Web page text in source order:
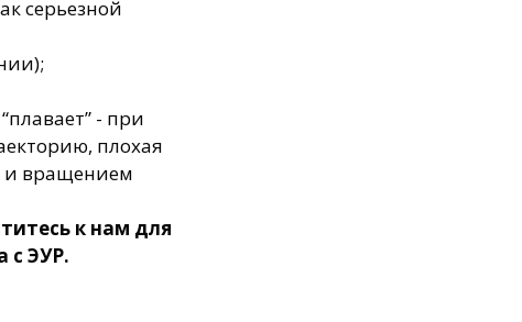
серьезной
- при
плохая
и вращением
к нам для
с ЭУР.